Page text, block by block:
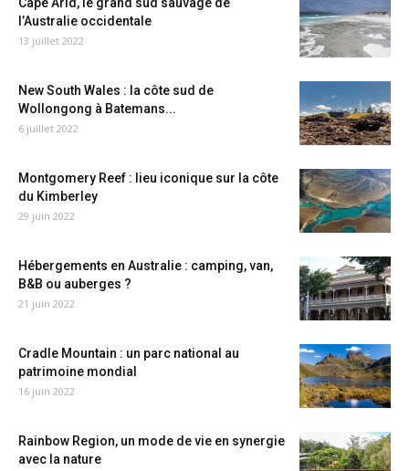
l’Australie occidentale
13 juillet 2022
New South Wales : la côte sud de
Wollongong à Batemans...
6 juillet 2022
Montgomery Reef : lieu iconique sur la côte
du Kimberley
29 juin 2022
Hébergements en Australie : camping, van,
B&B ou auberges ?
21 juin 2022
Cradle Mountain : un parc national au
patrimoine mondial
16 juin 2022
Rainbow Region, un mode de vie en synergie
avec la nature